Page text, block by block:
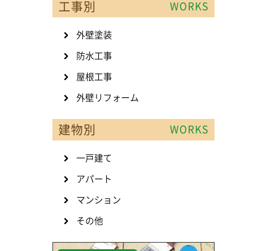
工事別 WORKS
外壁塗装
防水工事
屋根工事
外壁リフォーム
建物別 WORKS
一戸建て
アパート
マンション
その他